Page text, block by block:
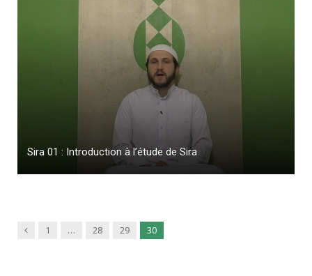
Sira 01 : Introduction à l’étude de Sira
Previous
1 … 28 29 30